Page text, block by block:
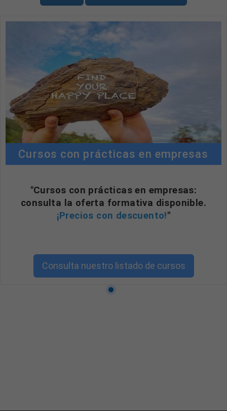
Cursos con prácticas en empresas
"Cursos con prácticas en empresas:
consulta la oferta formativa disponible.
¡Precios con descuento!"
Consulta nuestro listado de cursos